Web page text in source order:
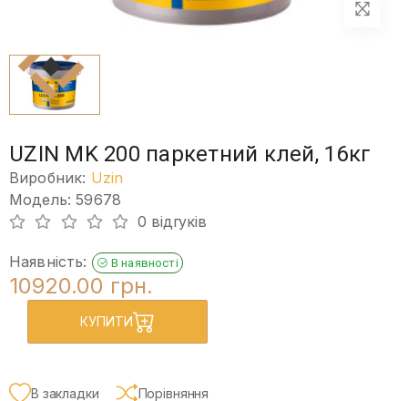
UZIN MK 200 паркетний клей, 16кг
Виробник: Uzin
Модель: 59678
0 відгуків
Наявність: В наявності
10920.00 грн.
КУПИТИ
В закладки Порівняння